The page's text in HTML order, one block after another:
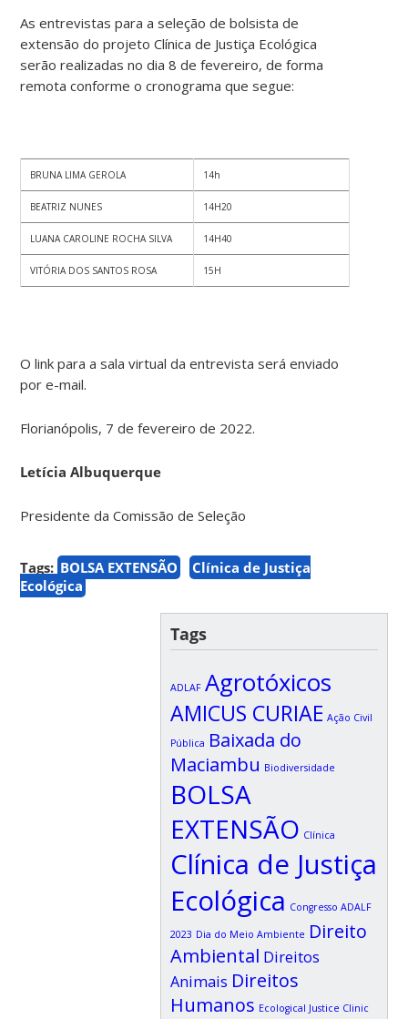
As entrevistas para a seleção de bolsista de
extensão do projeto Clínica de Justiça Ecológica
serão realizadas no dia 8 de fevereiro, de forma
remota conforme o cronograma que segue:
BRUNA LIMA GEROLA 14h
BEATRIZ NUNES 14H20
LUANA CAROLINE ROCHA SILVA 14H40
VITÓRIA DOS SANTOS ROSA 15H
O link para a sala virtual da entrevista será enviado
por e-mail.
Florianópolis, 7 de fevereiro de 2022.
Letícia Albuquerque
Presidente da Comissão de Seleção
Tags: BOLSA EXTENSÃO
Clínica de Justiça
Ecológica
Tags
ADLAF Agrotóxicos
AMICUS CURIAE Ação Civil
Pública Baixada do
Maciambu Biodiversidade
BOLSA
EXTENSÃO Clínica
Clínica de Justiça
Ecológica Congresso ADALF
2023 Dia do Meio Ambiente Direito
Ambiental Direitos
Animais Direitos
Humanos Ecological Justice Clinic